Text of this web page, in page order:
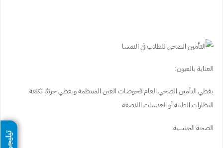
العناية بالعيون:
يغطي التأمين الصحي العام فحوصات العين المنتظمة ويغطي جزئيًا تكلفة
النظارات الطبية أو العدسات اللاصقة.
الصحة الجنسية: